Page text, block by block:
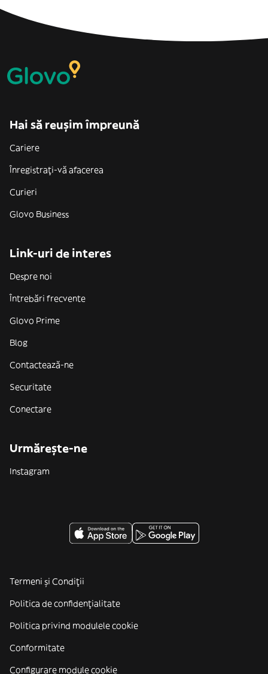
Hai să reușim împreună
Cariere
Înregistrați-vă afacerea
Curieri
Glovo Business
Link-uri de interes
Despre noi
Întrebări frecvente
Glovo Prime
Blog
Contactează-ne
Securitate
Conectare
Urmărește-ne
Instagram
Termeni și Condiții
Politica de confidenţialitate
Politica privind modulele cookie
Conformitate
Configurare module cookie